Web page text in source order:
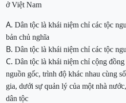
ở Việt Nam
A. Dân tộc là khái niệm chỉ các tộc
bản chủ nghĩa
B. Dân tộc là khái niệm chỉ các tộc
C. Dân tộc là khái niệm chỉ cộng
nguồn gốc, trình độ khác nhau cùng
gia, dưới sự quản lý của một nhà
dân tộc